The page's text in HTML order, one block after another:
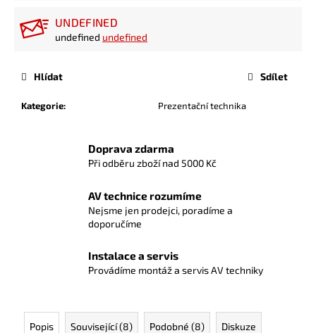
UNDEFINED
undefined undefined
Kategorie: Prezentační technika
Hlídat Sdílet
Doprava zdarma
Při odběru zboží nad 5000 Kč
AV technice rozumíme
Nejsme jen prodejci, poradíme a
doporučíme
Instalace a servis
Provádíme montáž a servis AV techniky
Popis Související (8) Podobné (8) Diskuze